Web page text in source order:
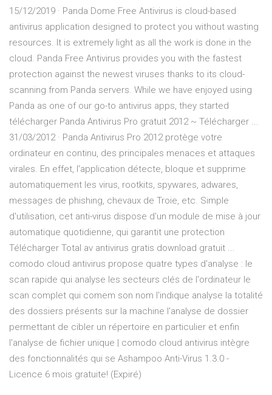
15/12/2019 · Panda Dome Free Antivirus is cloud-based
antivirus application designed to protect you without wasting
resources. It is extremely light as all the work is done in the
cloud. Panda Free Antivirus provides you with the fastest
protection against the newest viruses thanks to its cloud-
scanning from Panda servers. While we have enjoyed using
Panda as one of our go-to antivirus apps, they started
télécharger Panda Antivirus Pro gratuit 2012 ~ Télécharger ...
31/03/2012 · Panda Antivirus Pro 2012 protège votre
ordinateur en continu, des principales menaces et attaques
virales. En effet, l'application détecte, bloque et supprime
automatiquement les virus, rootkits, spywares, adwares,
messages de phishing, chevaux de Troie, etc. Simple
d'utilisation, cet anti-virus dispose d'un module de mise à jour
automatique quotidienne, qui garantit une protection
Télécharger Total av antivirus gratis download gratuit ...
comodo cloud antivirus propose quatre types d'analyse : le
scan rapide qui analyse les secteurs clés de l'ordinateur le
scan complet qui comem son nom l'indique analyse la totalité
des dossiers présents sur la machine l'analyse de dossier
permettant de cibler un répertoire en particulier et enfin
l'analyse de fichier unique | comodo cloud antivirus intègre
des fonctionnalités qui se Ashampoo Anti-Virus 1.3.0 -
Licence 6 mois gratuite! (Expiré)